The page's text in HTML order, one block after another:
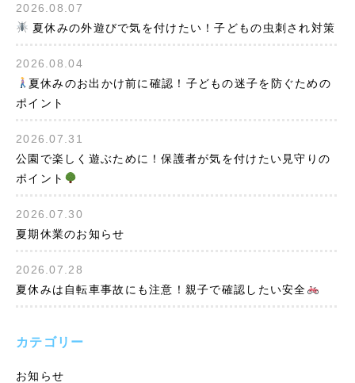
2026.08.07
夏休みの外遊びで気を付けたい！子どもの虫刺され対策
2026.08.04
夏休みのお出かけ前に確認！子どもの迷子を防ぐための
ポイント
2026.07.31
公園で楽しく遊ぶために！保護者が気を付けたい見守りの
ポイント
2026.07.30
夏期休業のお知らせ
2026.07.28
夏休みは自転車事故にも注意！親子で確認したい安全
カテゴリー
お知らせ